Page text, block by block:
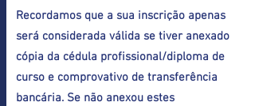
Recordamos que a sua inscrição apenas
será considerada válida se tiver anexado
cópia da cédula profissional/diploma de
curso e comprovativo de transferência
bancária. Se não anexou estes